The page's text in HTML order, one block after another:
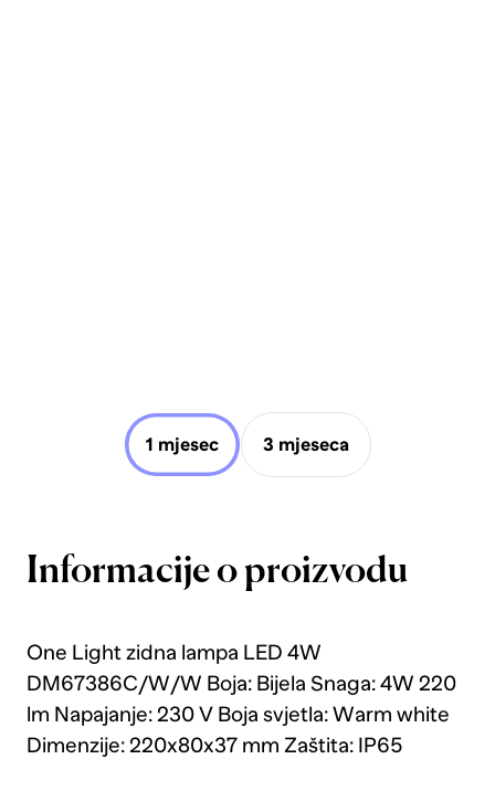
1 mjesec 3 mjeseca
Informacije o proizvodu
One Light zidna lampa LED 4W
DM67386C/W/W Boja: Bijela Snaga: 4W 220
lm Napajanje: 230 V Boja svjetla: Warm white
Dimenzije: 220x80x37 mm Zaštita: IP65